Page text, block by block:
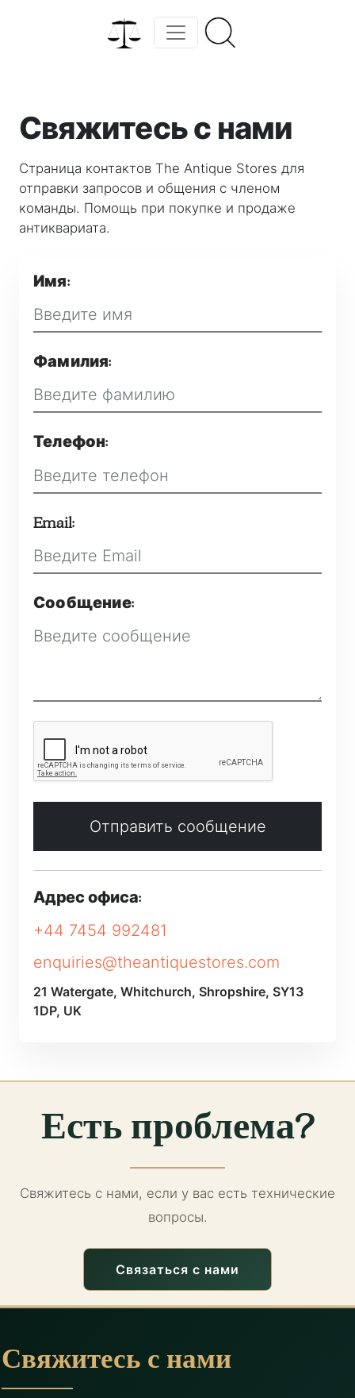
Свяжитесь с нами
Страница контактов The Antique Stores для
отправки запросов и общения с членом
команды. Помощь при покупке и продаже
антиквариата.
Имя:
Фамилия:
Телефон:
Email:
Сообщение:
Отправить сообщение
Адрес офиса:
+44 7454 992481
enquiries@theantiquestores.com
21 Watergate, Whitchurch, Shropshire, SY13
1DP, UK
Есть проблема?
Свяжитесь с нами, если у вас есть технические
вопросы.
Связаться с нами
Свяжитесь с нами